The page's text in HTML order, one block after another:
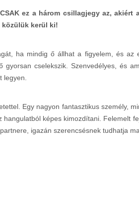
ez a három csillagjegy az,
közülük kerül ki!
ha mindig ő állhat a figyelem, és az
gyorsan cselekszik. Szenvedélyes, és
legyen.
Egy nagyon fantasztikus személy,
hangulatból képes kimozdítani. Felemelt
igazán szerencsésnek tudhatja